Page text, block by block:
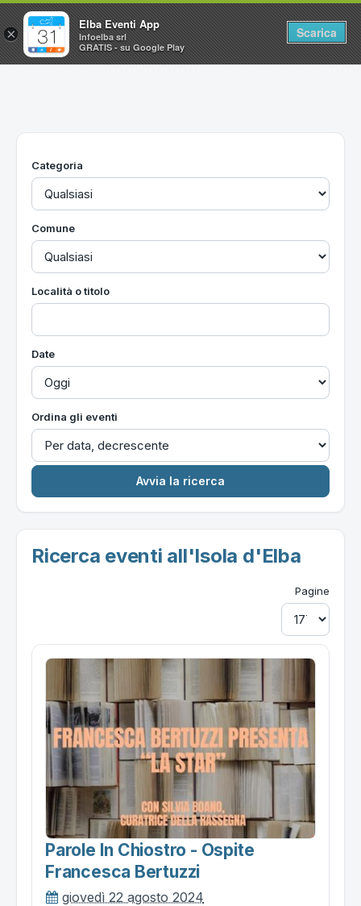
Home
Utilità
Categoria
Comune
Località o titolo
Date
Ordina gli eventi
Ricerca eventi all'Isola d'Elba
Pagine
Parole In Chiostro - Ospite
Francesca Bertuzzi
giovedì 22 agosto 2024
×
Elba Eventi App
Infoelba srl
GRATIS - su Google Play
Scarica